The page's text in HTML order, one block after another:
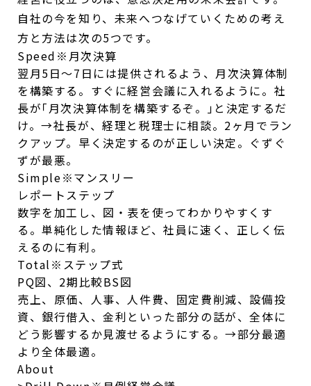
自社の今を知り、未来へつなげていくための考え
方と方法は次の5つです。
Speed ※月次決算
翌月5日～7日には提供されるよう、月次決算体制
を構築する。すぐに経営会議に入れるように。社
長が｢月次決算体制を構築するぞ。｣と決定するだ
け。→社長が、経理と税理士に相談。2ヶ月でラン
クアップ。早く決定するのが正しい決定。ぐずぐ
ずが最悪。
Simple※マンスリー
レポートステップ
数字を加工し、図・表を使ってわかりやすくす
る。単純化した情報ほど、社員に速く、正しく伝
えるのに有利。
Total ※ステップ式
PQ図、2期比較BS図
売上、原価、人事、人件費、固定費削減、設備投
資、銀行借入、金利といった部分の話が、全体に
どう影響するか見渡せるようにする。→部分最適
より全体最適。
About